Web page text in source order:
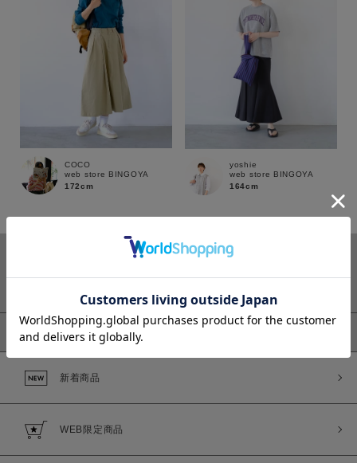
価格
～
COCO
web store BINGOYA
172cm
yoshie
web store BINGOYA
164cm
ピックアップ
新着商品
WEB限定商品